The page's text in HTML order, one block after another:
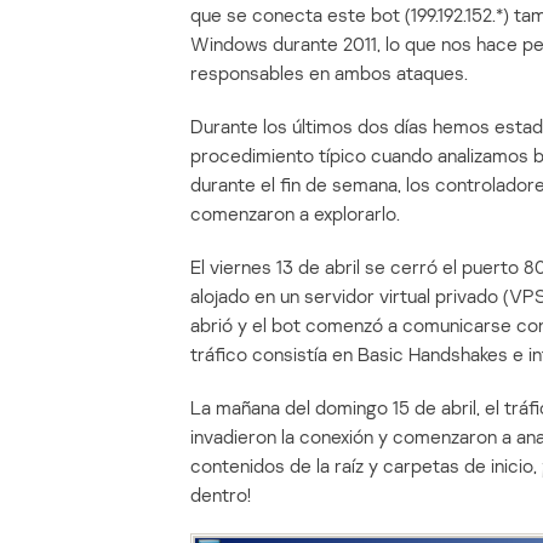
que se conecta este bot (199.192.152.*)
Windows durante 2011, lo que nos hace
responsables en ambos ataques.
Durante los últimos dos días hemos
procedimiento típico cuando analizamos
durante el fin de semana, los
comenzaron a explorarlo.
El viernes 13 de abril se cerró el puerto
alojado en un servidor virtual privado
abrió y el bot comenzó a comunicarse
tráfico consistía en Basic Handshakes e
La mañana del domingo 15 de abril, el
invadieron la conexión y comenzaron a
contenidos de la raíz y carpetas de
dentro!